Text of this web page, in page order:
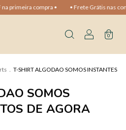
• • Frete Grátis nas compras acima de
0
. T-SHIRT ALGODAO SOMOS INSTANTES
SOMOS
DE AGORA